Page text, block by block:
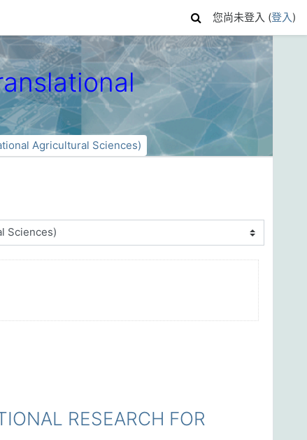
您尚未登入 (登入)
Agricultural Sciences)
RESEARCH FOR